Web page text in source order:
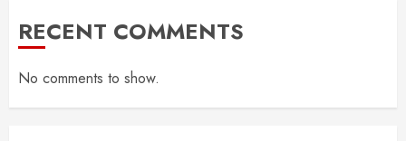
RECENT COMMENTS
No comments to show.